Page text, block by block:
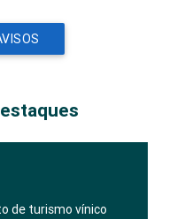
de turismo vínico